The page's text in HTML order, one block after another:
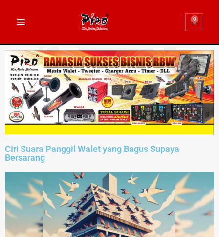
0
Ciri Suara Panggil Walet yang Bagus Supaya
Bersarang